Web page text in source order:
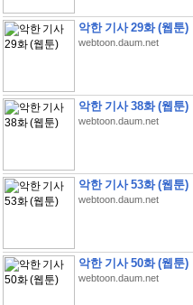
악한 기사 29화 (웹툰)
webtoon.daum.net
악한 기사 38화 (웹툰)
webtoon.daum.net
악한 기사 53화 (웹툰)
webtoon.daum.net
악한 기사 50화 (웹툰)
webtoon.daum.net